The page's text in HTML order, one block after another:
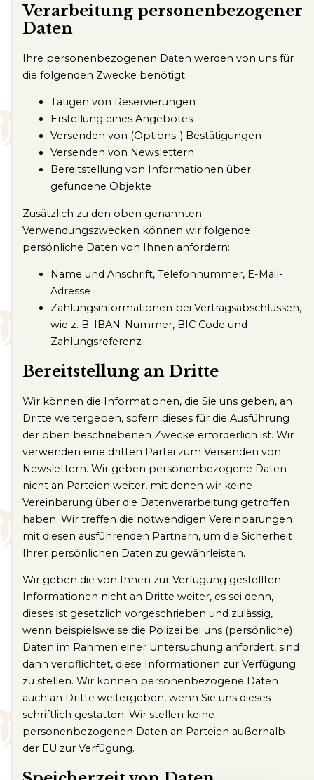
Verarbeitung personenbezogener
Daten
Ihre personenbezogenen Daten werden von uns für
die folgenden Zwecke benötigt:
Tätigen von Reservierungen
Erstellung eines Angebotes
Versenden von (Options-) Bestätigungen
Versenden von Newslettern
Bereitstellung von Informationen über
gefundene Objekte
Zusätzlich zu den oben genannten
Verwendungszwecken können wir folgende
persönliche Daten von Ihnen anfordern:
Name und Anschrift, Telefonnummer, E-Mail-
Adresse
Zahlungsinformationen bei Vertragsabschlüssen,
wie z. B. IBAN-Nummer, BIC Code und
Zahlungsreferenz
Bereitstellung an Dritte
Wir können die Informationen, die Sie uns geben, an
Dritte weitergeben, sofern dieses für die Ausführung
der oben beschriebenen Zwecke erforderlich ist. Wir
verwenden eine dritten Partei zum Versenden von
Newslettern. Wir geben personenbezogene Daten
nicht an Parteien weiter, mit denen wir keine
Vereinbarung über die Datenverarbeitung getroffen
haben. Wir treffen die notwendigen Vereinbarungen
mit diesen ausführenden Partnern, um die Sicherheit
Ihrer persönlichen Daten zu gewährleisten.
Wir geben die von Ihnen zur Verfügung gestellten
Informationen nicht an Dritte weiter, es sei denn,
dieses ist gesetzlich vorgeschrieben und zulässig,
wenn beispielsweise die Polizei bei uns (persönliche)
Daten im Rahmen einer Untersuchung anfordert, sind
dann verpflichtet, diese Informationen zur Verfügung
zu stellen. Wir können personenbezogene Daten
auch an Dritte weitergeben, wenn Sie uns dieses
schriftlich gestatten. Wir stellen keine
personenbezogenen Daten an Parteien außerhalb
der EU zur Verfügung.